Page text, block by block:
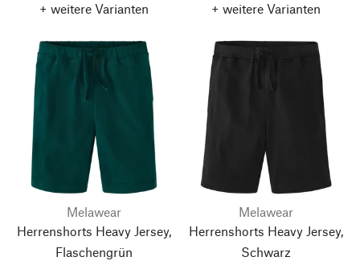
+ weitere Varianten
+ weitere Varianten
Melawear
Herrenshorts Heavy Jersey,
Flaschengrün
Melawear
Herrenshorts Heavy Jersey,
Schwarz